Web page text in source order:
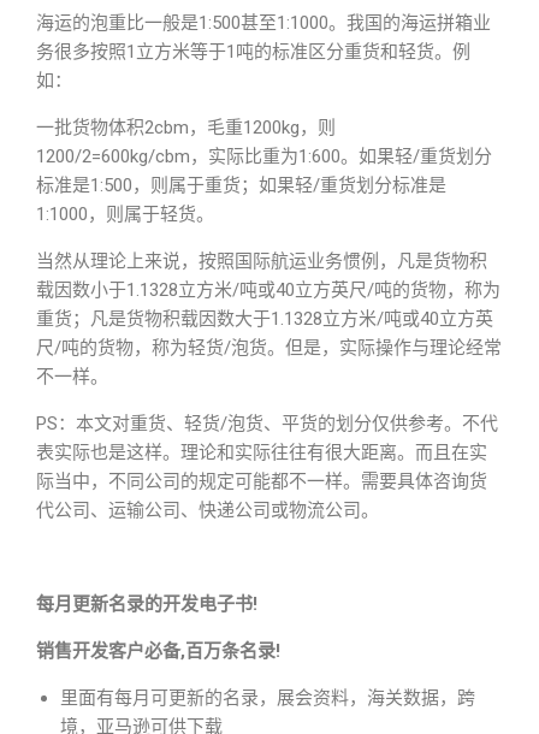
海运的泡重比一般是1:500甚至1:1000。我国的海运拼箱业
务很多按照1立方米等于1吨的标准区分重货和轻货。例
如：
一批货物体积2cbm，毛重1200kg，则
1200/2=600kg/cbm，实际比重为1:600。如果轻/重货划分
标准是1:500，则属于重货；如果轻/重货划分标准是
1:1000，则属于轻货。
当然从理论上来说，按照国际航运业务惯例，凡是货物积
载因数小于1.1328立方米/吨或40立方英尺/吨的货物，称为
重货；凡是货物积载因数大于1.1328立方米/吨或40立方英
尺/吨的货物，称为轻货/泡货。但是，实际操作与理论经常
不一样。
PS：本文对重货、轻货/泡货、平货的划分仅供参考。不代
表实际也是这样。理论和实际往往有很大距离。而且在实
际当中，不同公司的规定可能都不一样。需要具体咨询货
代公司、运输公司、快递公司或物流公司。
每月更新名录的开发电子书!
销售开发客户必备,百万条名录!
里面有每月可更新的名录，展会资料，海关数据，跨
境，亚马逊可供下载